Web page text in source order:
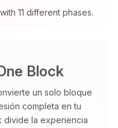
11 different phases.
Block
un solo bloque
completa en tu
divide la experiencia
quien